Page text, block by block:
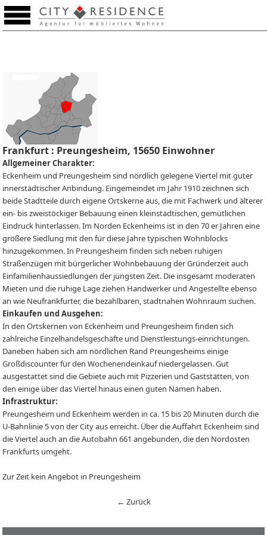
Merkzettel (0)
Weitere Bilder
Frankfurt : Preungesheim, 15650 Einwohner
Allgemeiner Charakter:
Eckenheim und Preungesheim sind nördlich gelegene Viertel mit guter
innerstädtischer Anbindung. Eingemeindet im Jahr 1910 zeichnen sich
beide Stadtteile durch eigene Ortskerne aus, die mit Fachwerk und älterer
ein- bis zweistöckiger Bebauung einen kleinstädtischen, gemütlichen
Eindruck hinterlassen. Im Norden Eckenheims ist in den 70 er Jahren eine
größere Siedlung mit den für diese Jahre typischen Wohnblocks
hinzugekommen. In Preungesheim finden sich neben ruhigen
Straßenzügen mit bürgerlicher Wohnbebauung der Gründerzeit auch
Einfamilienhaussiedlungen der jüngsten Zeit. Die insgesamt moderaten
Mieten und die ruhige Lage ziehen Handwerker und Angestellte ebenso
an wie Neufrankfurter, die bezahlbaren, stadtnahen Wohnraum suchen.
Einkaufen und Ausgehen:
In den Ortskernen von Eckenheim und Preungesheim finden sich
zahlreiche Einzelhandelsgeschäfte und Dienstleistungs-einrichtungen.
Daneben haben sich am nördlichen Rand Preungesheims einige
Großdiscounter für den Wochenendeinkauf niedergelassen. Gut
ausgestattet sind die Gebiete auch mit Pizzerien und Gaststätten, von
den einige über das Viertel hinaus einen guten Namen haben.
Infrastruktur:
Preungesheim und Eckenheim werden in ca. 15 bis 20 Minuten durch die
U-Bahnlinie 5 von der City aus erreicht. Über die Auffahrt Eckenheim sind
die Viertel auch an die Autobahn 661 angebunden, die den Nordosten
Frankfurts umgeht.
Zur Zeit kein Angebot in Preungesheim
← Zurück